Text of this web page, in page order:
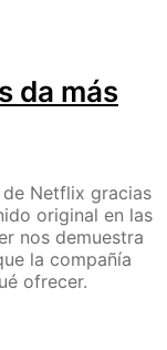
da más
Netflix gracias
original en las
nos demuestra
la compañía
ofrecer.